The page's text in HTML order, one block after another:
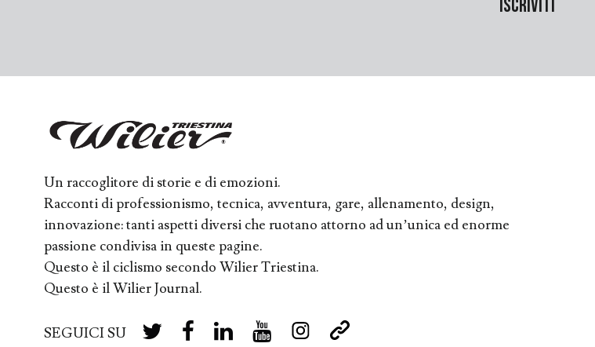
Un raccoglitore di storie e di emozioni.
Racconti di professionismo, tecnica, avventura, gare, allenamento, design,
innovazione: tanti aspetti diversi che ruotano attorno ad un’unica ed enorme
passione condivisa in queste pagine.
Questo è il ciclismo secondo Wilier Triestina.
Questo è il Wilier Journal.
SEGUICI SU